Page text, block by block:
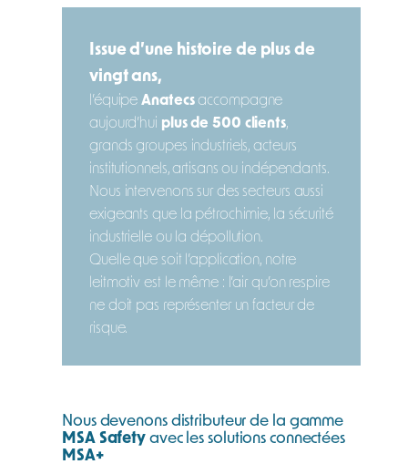
Issue d’une histoire de plus de
vingt ans,
l’équipeAnatecsaccompagne
aujourd’hui plus de 500 clients,
grands groupes industriels, acteurs
institutionnels, artisans ou indépendants.
Nous intervenons sur des secteurs aussi
exigeants que la pétrochimie, la sécurité
industrielle ou la dépollution.
Quelle que soit l’application, notre
leitmotiv est le même : l’air qu’on respire
ne doit pas représenter un facteur de
risque.
Nous devenons distributeur de la gamme
MSA Safetyavec les solutions connectées
MSA+